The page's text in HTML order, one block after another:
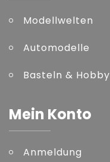
Modellwelten
Automodelle
Basteln & Hobby
Mein Konto
Anmeldung